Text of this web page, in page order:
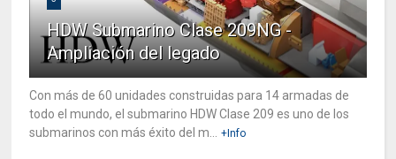
HDW Submarino Clase 209NG -
Ampliación del legado
Con más de 60 unidades construidas para 14 armadas de
todo el mundo, el submarino HDW Clase 209 es uno de los
submarinos con más éxito del m...
+Info